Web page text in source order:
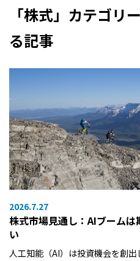
「株式」カテゴリ
る記事
2026.7.27
株式市場見通し：AIブーム
い
人工知能（AI）は投資機会を創